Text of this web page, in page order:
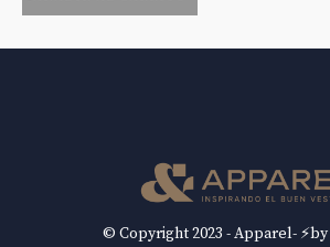
© Copyright 2023 - Apparel-